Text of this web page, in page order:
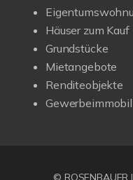
Häuser zum Kauf
Grundstücke
Mietangebote
Renditeobjekte
© ROSENBAUER